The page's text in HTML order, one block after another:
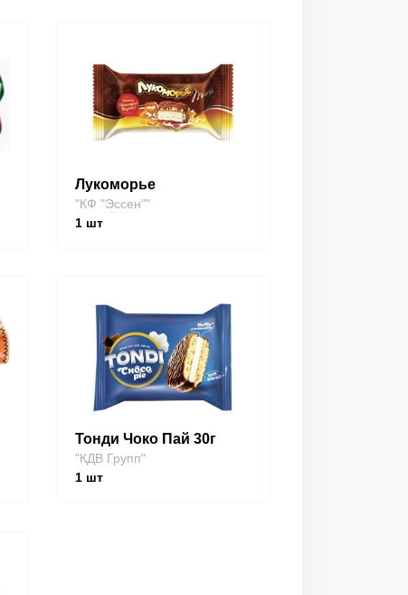
Лукоморье
"КФ "Эссен""
1шт
Тонди Чоко Пай 30г
"КДВ Групп"
1шт